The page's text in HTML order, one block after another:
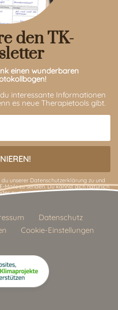
den TK-
einen wunderbaren
interessante Informationen
es neue Therapietools gibt.
unserer Datenschutzerklärung zu und
Mails zu senden. Du kannst dich natürlich
austragen.
Datenschutz
Cookie-Einstellungen